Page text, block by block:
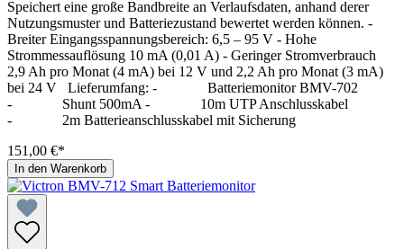
Speichert eine große Bandbreite an Verlaufsdaten, anhand derer
Nutzungsmuster und Batteriezustand bewertet werden können. -
Breiter Eingangsspannungsbereich: 6,5 – 95 V - Hohe
Strommessauflösung 10 mA (0,01 A) - Geringer Stromverbrauch
2,9 Ah pro Monat (4 mA) bei 12 V und 2,2 Ah pro Monat (3 mA)
bei 24 V Lieferumfang: - Batteriemonitor BMV-702
- Shunt 500mA - 10m UTP Anschlusskabel
- 2m Batterieanschlusskabel mit Sicherung
151,00 €*
In den Warenkorb